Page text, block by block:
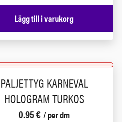
Lägg till i varukorg
PALJETTYG KARNEVAL
HOLOGRAM TURKOS
0.95€ / per dm